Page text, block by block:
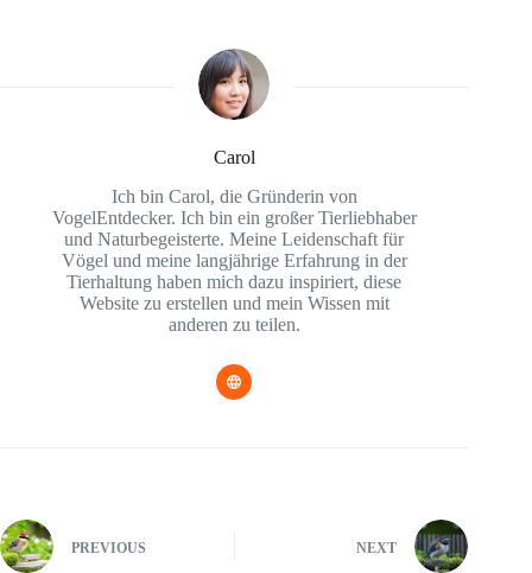
Carol
Ich bin Carol, die Gründerin von
VogelEntdecker. Ich bin ein großer Tierliebhaber
und Naturbegeisterte. Meine Leidenschaft für
Vögel und meine langjährige Erfahrung in der
Tierhaltung haben mich dazu inspiriert, diese
Website zu erstellen und mein Wissen mit
anderen zu teilen.
PREVIOUS NEXT